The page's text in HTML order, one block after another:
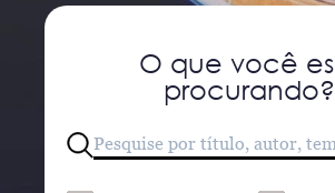
O que você
procurando?